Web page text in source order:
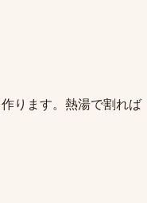
ります。熱湯で割れば